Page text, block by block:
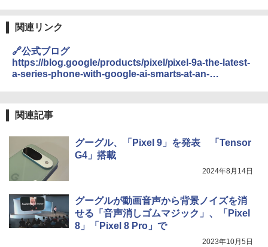
関連リンク
🔗公式ブログ
https://blog.google/products/pixel/pixel-9a-the-latest-
a-series-phone-with-google-ai-smarts-at-an-
関連記事
グーグル、「Pixel 9」を発表 「Tensor
G4」搭載
2024年8月14日
グーグルが動画音声から背景ノイズを消
せる「音声消しゴムマジック」、「Pixel
8」「Pixel 8 Pro」で
2023年10月5日